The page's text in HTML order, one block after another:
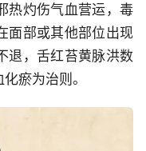
灼伤气血营运，毒
面部或其他部位出现
退，舌红苔黄脉洪数
瘀为治则。